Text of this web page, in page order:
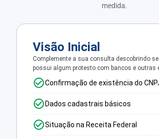
medida.
Visão Inicial
Complemente a sua consulta descobrindo se
possui algum protesto com bancos e outras
Confirmação de existência do
Dados cadastrais básicos
Situação na Receita Federal